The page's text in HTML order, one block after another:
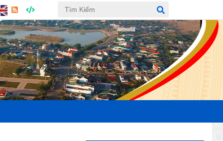
THÔNG BÁO: Về việc yêu cầu
chấm dứt hoạt động sản xuất tại
tiểu khu 277 xã Ea Súp, tỉnh Đắk
Lắk (lần 2)
(24/07/2026)
Niêm yết công khai Hồ sơ Đăng
đất lần đầu của hộ ông Y Chunh